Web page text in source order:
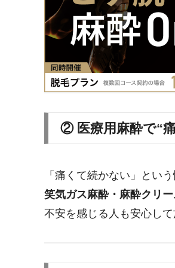
② 医療用麻酔で“
「痛くて続かない」とい
笑気ガス麻酔・麻酔クリー
不安を感じる人も安心し